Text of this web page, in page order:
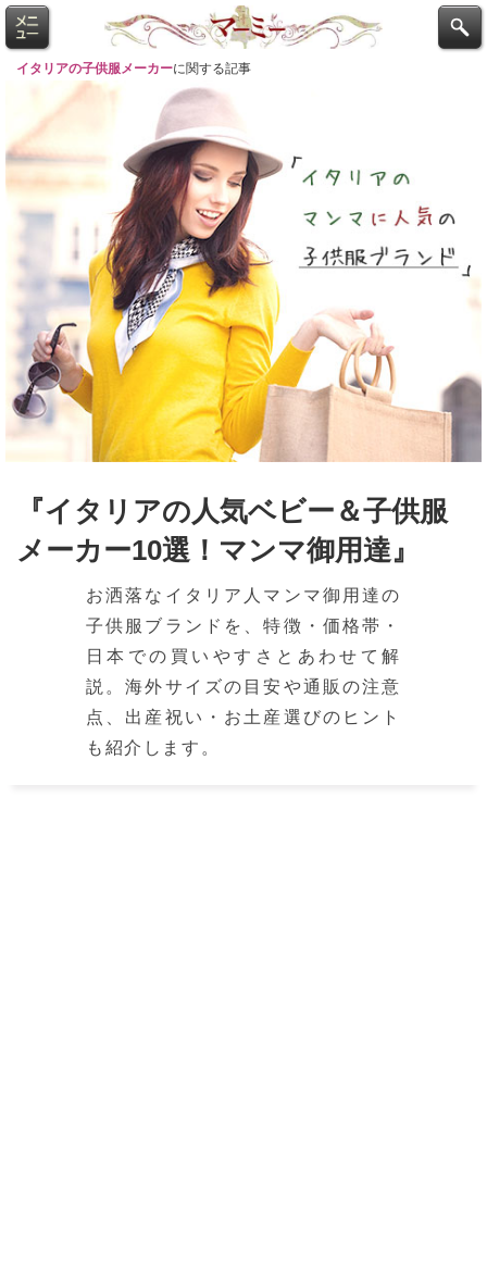
イタリアの子供服メーカーに関する記事
『イタリアの人気ベビー＆子供服
メーカー10選！マンマ御用達』
お洒落なイタリア人マンマ御用達の
子供服ブランドを、特徴・価格帯・
日本での買いやすさとあわせて解
説。海外サイズの目安や通販の注意
点、出産祝い・お土産選びのヒント
も紹介します。